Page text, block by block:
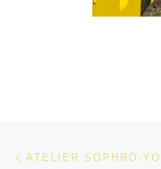
Parcourir
ATELIER SOPHRO-